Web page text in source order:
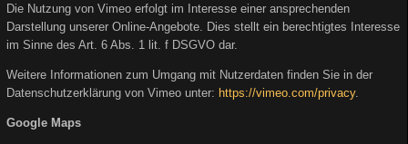
Die Nutzung von Vimeo erfolgt im Interesse einer ansprechenden
Darstellung unserer Online-Angebote. Dies stellt ein berechtigtes Interesse
im Sinne des Art. 6 Abs. 1 lit. f DSGVO dar.
Weitere Informationen zum Umgang mit Nutzerdaten finden Sie in der
Datenschutzerklärung von Vimeo unter: https://vimeo.com/privacy.
Google Maps